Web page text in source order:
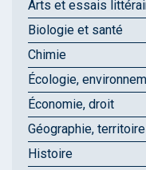
Arts et essais
Biologie et santé
Chimie
Écologie,
Économie, droit
Géographie,
Histoire